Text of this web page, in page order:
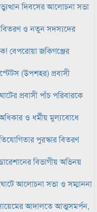
দিবসের আলোচনা সভা
বিতরণ ও নতুন সদস্যদের
বেপরোয়া জকিগঞ্জের
(উপশহর) প্রবাসী
প্রবাসী পাঁচ পরিবারকে
ও ধর্মীয় মুল্যবোধে
পুরস্কার বিতরণ
বিভাগীয় অভিনয়
আলোচনা সভা ও সম্মাননা
আদালতে আত্মসমর্পন,